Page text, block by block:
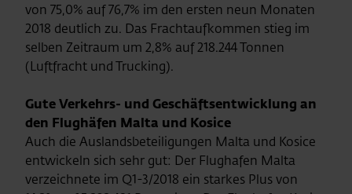
von 75,0% auf 76,7% im den ersten neun Monaten
2018 deutlich zu. Das Frachtaufkommen stieg im
selben Zeitraum um 2,8% auf 218.244 Tonnen
(Luftfracht und Trucking).
Gute Verkehrs- und Geschäftsentwicklung an
den Flughäfen Malta und Kosice
Auch die Auslandsbeteiligungen Malta und Kosice
entwickeln sich sehr gut: Der Flughafen Malta
verzeichnete im Q1-3/2018 ein starkes Plus von